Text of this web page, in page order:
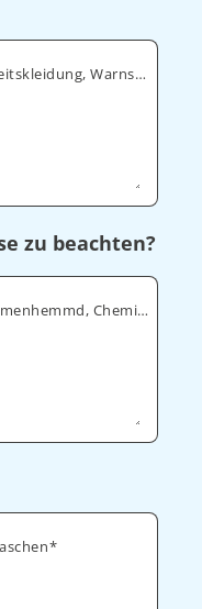
Standard Arbeitskleidung, PSA Sicherheitskleidung, Warnschutz, ESD
zu beachten?
Zum Beispiel: Wasserabweisende, Flammenhemmd, Chemikalienabweisende